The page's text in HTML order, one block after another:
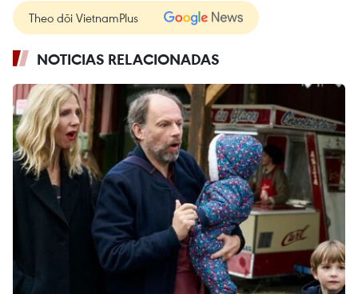
Theo dõi VietnamPlus
NOTICIAS RELACIONADAS